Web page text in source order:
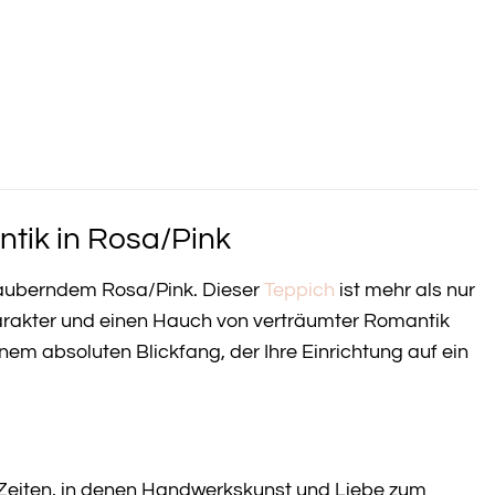
in Rosa/Pink
Rosa/Pink. Dieser Teppich ist mehr als nur
und einen Hauch von verträumter Romantik
absoluten Blickfang, der Ihre Einrichtung auf ein
in denen Handwerkskunst und Liebe zum